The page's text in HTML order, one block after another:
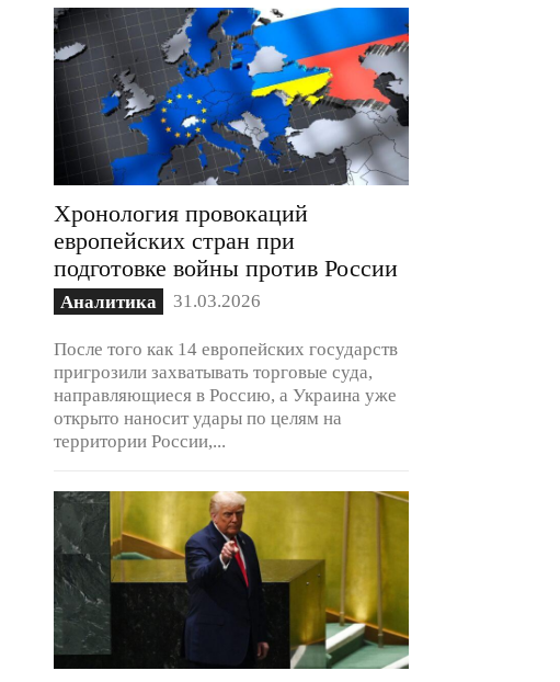
Хронология провокаций
европейских стран при
подготовке войны против России
Аналитика 31.03.2026
После того как 14 европейских государств
пригрозили захватывать торговые суда,
направляющиеся в Россию, а Украина уже
открыто наносит удары по целям на
территории России,...